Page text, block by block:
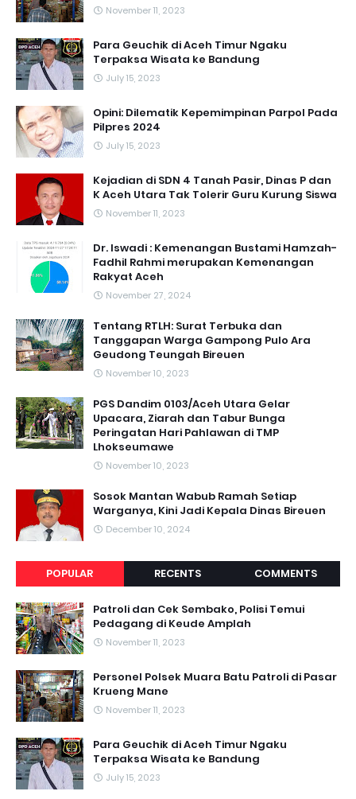
November 11, 2023
Para Geuchik di Aceh Timur Ngaku
Terpaksa Wisata ke Bandung
July 15, 2023
Opini: Dilematik Kepemimpinan Parpol Pada
Pilpres 2024
July 15, 2023
Kejadian di SDN 4 Tanah Pasir, Dinas P dan
K Aceh Utara Tak Tolerir Guru Kurung Siswa
November 11, 2023
Dr. Iswadi : Kemenangan Bustami Hamzah-
Fadhil Rahmi merupakan Kemenangan
Rakyat Aceh
November 27, 2024
Tentang RTLH: Surat Terbuka dan
Tanggapan Warga Gampong Pulo Ara
Geudong Teungah Bireuen
November 10, 2023
PGS Dandim 0103/Aceh Utara Gelar
Upacara, Ziarah dan Tabur Bunga
Peringatan Hari Pahlawan di TMP
Lhokseumawe
November 10, 2023
Sosok Mantan Wabub Ramah Setiap
Warganya, Kini Jadi Kepala Dinas Bireuen
December 10, 2024
POPULAR RECENTS COMMENTS
Patroli dan Cek Sembako, Polisi Temui
Pedagang di Keude Amplah
November 11, 2023
Personel Polsek Muara Batu Patroli di Pasar
Krueng Mane
November 11, 2023
Para Geuchik di Aceh Timur Ngaku
Terpaksa Wisata ke Bandung
July 15, 2023